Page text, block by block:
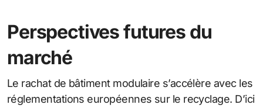
Perspectives futures du
marché
Le rachat de bâtiment modulaire s’accélère avec les
réglementations européennes sur le recyclage. D’ici